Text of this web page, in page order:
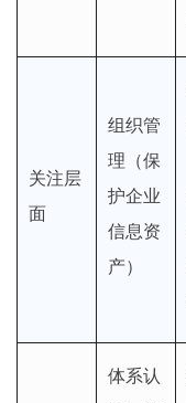
关注层
面
组织管
理（保
护企业
信息资
产）
体系认